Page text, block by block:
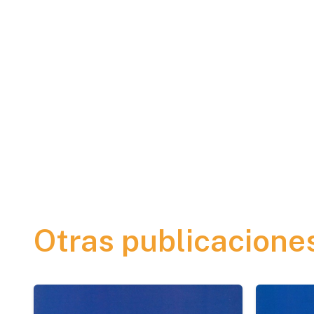
Otras